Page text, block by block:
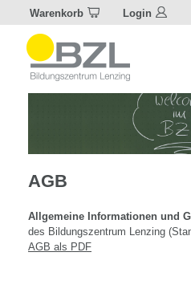
Warenkorb Login
AGB
Allgemeine Informationen und
des Bildungszentrum Lenzing
AGB als PDF